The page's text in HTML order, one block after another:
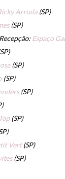
Arruda(SP)
(SP)
Espaço
(SP)
(SP)
(SP)
(SP)
Vert(SP)
(SP)